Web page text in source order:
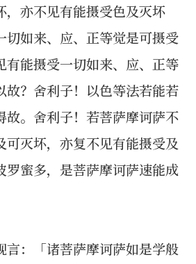
，亦不见有能摄受色及灭坏
切如来、应、正等觉是可摄受
有能摄受一切如来、应、正等
故？舍利子！以色等法若能若
故。舍利子！若菩萨摩诃萨不
可灭坏，亦复不见有能摄受及
罗蜜多，是菩萨摩诃萨速能成
言：「诸菩萨摩诃萨如是学般